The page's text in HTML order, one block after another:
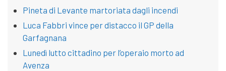
Pineta di Levante martoriata dagli incendi
Luca Fabbri vince per distacco il GP della
Garfagnana
Lunedì lutto cittadino per l’operaio morto ad
Avenza